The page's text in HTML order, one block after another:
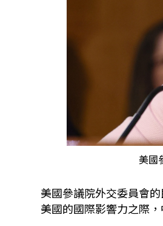
美國
美國參議院外交委員會
美國的國際影響力之際